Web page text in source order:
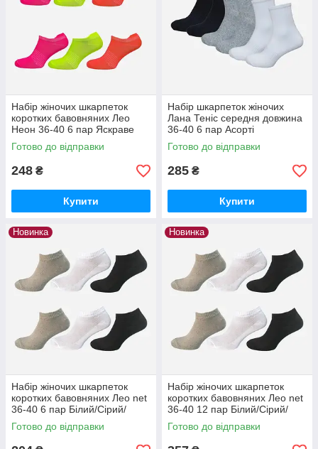
Набір жіночих шкарпеток
коротких бавовняних Лео
Неон 36-40 6 пар Яскраве
асорті
Готово до відправки
248 ₴
Купити
Набір шкарпеток жіночих
Лана Теніс середня довжина
36-40 6 пар Асорті
Готово до відправки
285 ₴
Купити
Новинка
Набір жіночих шкарпеток
коротких бавовняних Лео net
36-40 6 пар Білий/Сірий/
Чорний
Готово до відправки
Новинка
Набір жіночих шкарпеток
коротких бавовняних Лео net
36-40 12 пар Білий/Сірий/
Чорний
Готово до відправки